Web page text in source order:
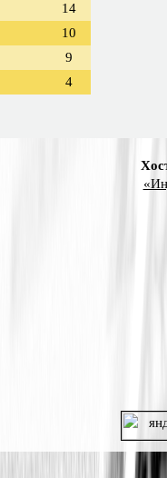
14
10
9
4